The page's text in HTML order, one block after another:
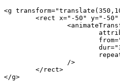
<g transform=
<rect
x="-50" y="-50"
from=
dur=
/>
</rect>
</g>